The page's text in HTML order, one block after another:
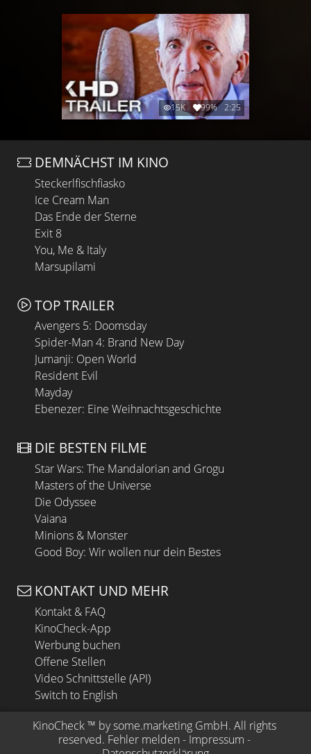
15K 99% 2:25
DEMNÄCHST IM KINO
Steckerlfischfiasko
Ice Cream Man
Das Ende der Sterne
Exit 8
You, Me & Italy
Marsupilami
TOP TRAILER
Avengers 5: Doomsday
Spider-Man 4: Brand New Day
Jumanji: Open World
Resident Evil
Mayday
Ebenezer: Eine Weihnachtsgeschichte
DIE BESTEN FILME
Star Wars: The Mandalorian and Grogu
Masters of the Universe
Die Odyssee
Vaiana
Minions & Monster
Good Boy: Wir wollen nur dein Bestes
KONTAKT UND MEHR
Kontakt & FAQ
KinoCheck-App
Werbung buchen
Offene Stellen
Video Schnittstelle (API)
Switch to English
KinoCheck ™ by some.marketing GmbH. All rights
reserved. Fehler melden - Impressum -